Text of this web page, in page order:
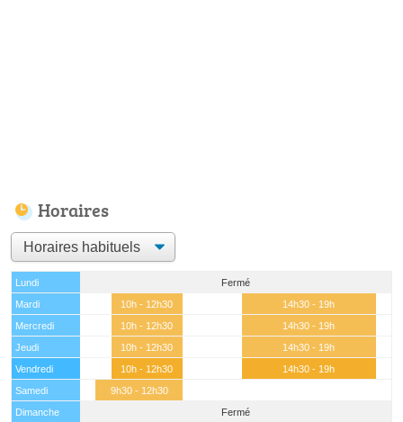
Horaires
Lundi
Fermé
Mardi
10h - 12h30
14h30 - 19h
Mercredi
10h - 12h30
14h30 - 19h
Jeudi
10h - 12h30
14h30 - 19h
Vendredi
10h - 12h30
14h30 - 19h
Samedi
9h30 - 12h30
Dimanche
Fermé